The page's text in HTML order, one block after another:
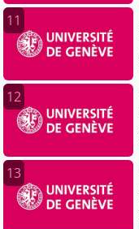
11
12
13